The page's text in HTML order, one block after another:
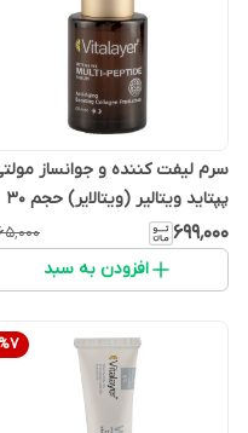
سرم لیفت کننده و جوانساز
پپتاید ویتالیر (ویتالایر) حجم 30
میلی لیتر
۶۹۹٬۰۰۰
افزودن به سبد
7